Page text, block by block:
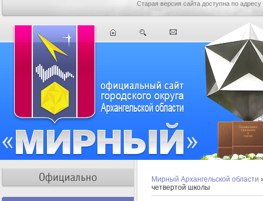
Старая версия сайта доступна по адресу
Мирный Архангельской области
четвертой школы